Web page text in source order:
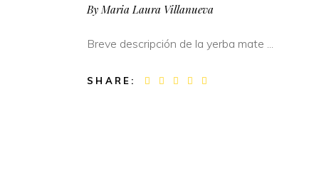
ByMaria Laura Villanueva
Breve descripción de la yerba mate
SHARE: